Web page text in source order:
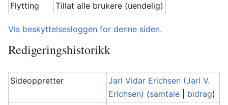
Flytting
Tillat alle brukere (uendelig)
Vis beskyttelsesloggen for denne siden.
Redigeringshistorikk
Sideoppretter
Jarl Vidar Erichsen (Jarl V.
Erichsen) (samtale bidrag)